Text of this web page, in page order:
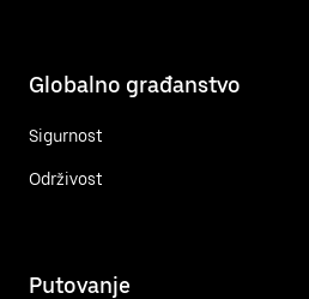
Globalno građanstvo
Sigurnost
Održivost
Putovanje